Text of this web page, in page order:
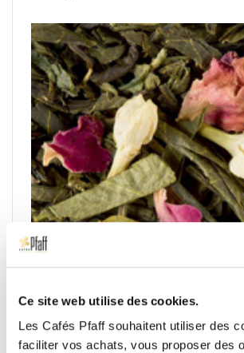
Ce site web utilise des cookies.
Les Cafés Pfaff souhaitent utiliser des
faciliter vos achats, vous proposer des
Bali, thé vert - 4 sachets.